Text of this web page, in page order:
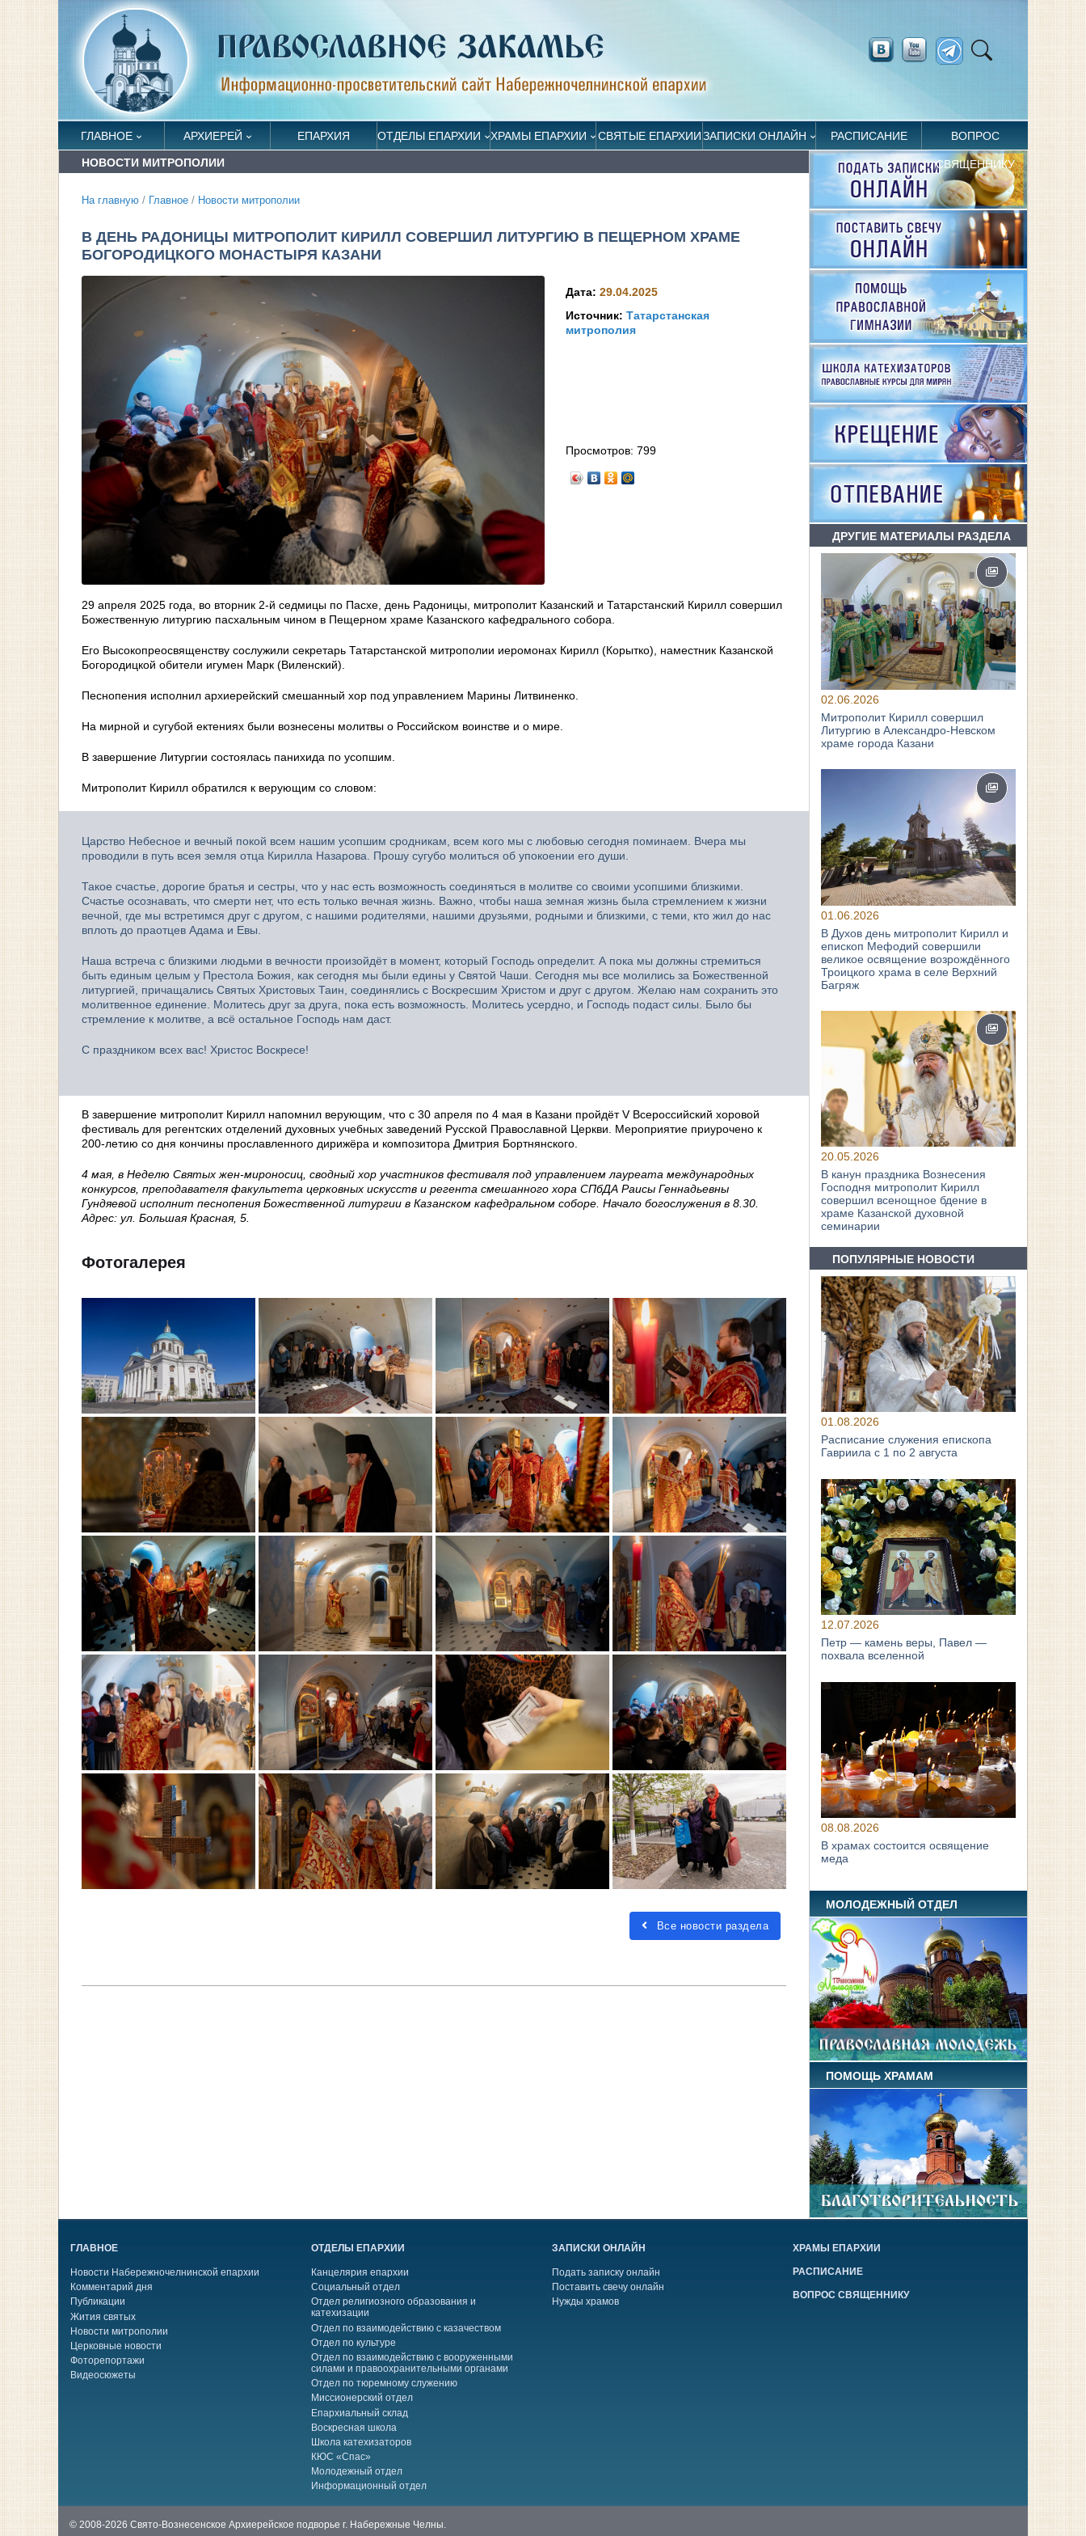
ГЛАВНОЕ АРХИЕРЕЙ ЕПАРХИЯ ОТДЕЛЫ ЕПАРХИИ ХРАМЫ ЕПАРХИИ СВЯТЫЕ ЕПАРХИИЗАПИСКИ ОНЛАЙН РАСПИСАНИЕ ВОПРОС
СВЯЩЕННИКУ
НОВОСТИ МИТРОПОЛИИ
На главную / Главное / Новости митрополии
В ДЕНЬ РАДОНИЦЫ МИТРОПОЛИТ КИРИЛЛ СОВЕРШИЛ ЛИТУРГИЮ В ПЕЩЕРНОМ ХРАМЕ
БОГОРОДИЦКОГО МОНАСТЫРЯ КАЗАНИ
Дата:29.04.2025
Источник:Татарстанская
митрополия
Просмотров:799
29 апреля 2025 года, во вторник 2-й седмицы по Пасхе, день Радоницы, митрополит Казанский и Татарстанский Кирилл совершил
Божественную литургию пасхальным чином в Пещерном храме Казанского кафедрального собора.
Его Высокопреосвященству сослужили секретарь Татарстанской митрополии иеромонах Кирилл (Корытко), наместник Казанской
Богородицкой обители игумен Марк (Виленский).
Песнопения исполнил архиерейский смешанный хор под управлением Марины Литвиненко.
На мирной и сугубой ектениях были вознесены молитвы о Российском воинстве и о мире.
В завершение Литургии состоялась панихида по усопшим.
Митрополит Кирилл обратился к верующим со словом:
Царство Небесное и вечный покой всем нашим усопшим сродникам, всем кого мы с любовью сегодня поминаем. Вчера мы
проводили в путь всея земля отца Кирилла Назарова. Прошу сугубо молиться об упокоении его души.
Такое счастье, дорогие братья и сестры, что у нас есть возможность соединяться в молитве со своими усопшими близкими.
Счастье осознавать, что смерти нет, что есть только вечная жизнь. Важно, чтобы наша земная жизнь была стремлением к жизни
вечной, где мы встретимся друг с другом, с нашими родителями, нашими друзьями, родными и близкими, с теми, кто жил до нас
вплоть до праотцев Адама и Евы.
Наша встреча с близкими людьми в вечности произойдёт в момент, который Господь определит. А пока мы должны стремиться
быть единым целым у Престола Божия, как сегодня мы были едины у Святой Чаши. Сегодня мы все молились за Божественной
литургией, причащались Святых Христовых Таин, соединялись с Воскресшим Христом и друг с другом. Желаю нам сохранить это
молитвенное единение. Молитесь друг за друга, пока есть возможность. Молитесь усердно, и Господь подаст силы. Было бы
стремление к молитве, а всё остальное Господь нам даст.
С праздником всех вас! Христос Воскресе!
В завершение митрополит Кирилл напомнил верующим, что с 30 апреля по 4 мая в Казани пройдёт V Всероссийский хоровой
фестиваль для регентских отделений духовных учебных заведений Русской Православной Церкви. Мероприятие приурочено к
200-летию со дня кончины прославленного дирижёра и композитора Дмитрия Бортнянского.
4 мая, в Неделю Святых жен-мироносиц, сводный хор участников фестиваля под управлением лауреата международных
конкурсов, преподавателя факультета церковных искусств и регента смешанного хора СПбДА Раисы Геннадьевны
Гундяевой исполнит песнопения Божественной литургии в Казанском кафедральном соборе. Начало богослужения в 8.30.
Адрес: ул. Большая Красная, 5.
Фотогалерея
Все новости раздела
ДРУГИЕ МАТЕРИАЛЫ РАЗДЕЛА
02.06.2026
Митрополит Кирилл совершил
Литургию в Александро-Невском
храме города Казани
01.06.2026
В Духов день митрополит Кирилл и
епископ Мефодий совершили
великое освящение возрождённого
Троицкого храма в селе Верхний
Багряж
20.05.2026
В канун праздника Вознесения
Господня митрополит Кирилл
совершил всенощное бдение в
храме Казанской духовной
семинарии
ПОПУЛЯРНЫЕ НОВОСТИ
01.08.2026
Расписание служения епископа
Гавриила с 1 по 2 августа
12.07.2026
Петр — камень веры, Павел —
похвала вселенной
08.08.2026
В храмах состоится освящение
меда
МОЛОДЕЖНЫЙ ОТДЕЛ
ПОМОЩЬ ХРАМАМ
ГЛАВНОЕ
Новости Набережночелнинской епархии
Комментарий дня
Публикации
Жития святых
Новости митрополии
Церковные новости
Фоторепортажи
Видеосюжеты
ОТДЕЛЫ ЕПАРХИИ
Канцелярия епархии
Социальный отдел
Отдел религиозного образования и
катехизации
Отдел по взаимодействию с казачеством
Отдел по культуре
Отдел по взаимодействию с вооруженными
силами и правоохранительными органами
Отдел по тюремному служению
Миссионерский отдел
Епархиальный склад
Воскресная школа
Школа катехизаторов
КЮС «Спас»
Молодежный отдел
Информационный отдел
ЗАПИСКИ ОНЛАЙН
Подать записку онлайн
Поставить свечу онлайн
Нужды храмов
ХРАМЫ ЕПАРХИИ
РАСПИСАНИЕ
ВОПРОС СВЯЩЕННИКУ
© 2008-2026 Свято-Вознесенское Архиерейское подворье г. Набережные Челны.